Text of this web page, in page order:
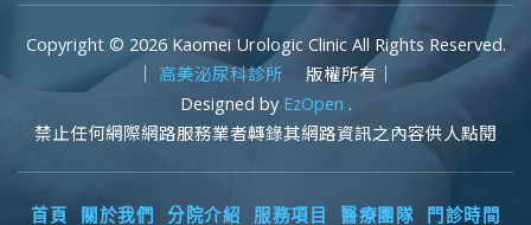
Copyright © 2026 Kaomei Urologic Clinic All Rights Reserved.
高美泌尿科診所
版權所有｜
Designed by EzOpen .
禁止任何網際網路服務業者轉錄其網路資訊之內容供人點閱
首頁 關於我們 分院介紹 服務項目 醫療團隊 門診時間